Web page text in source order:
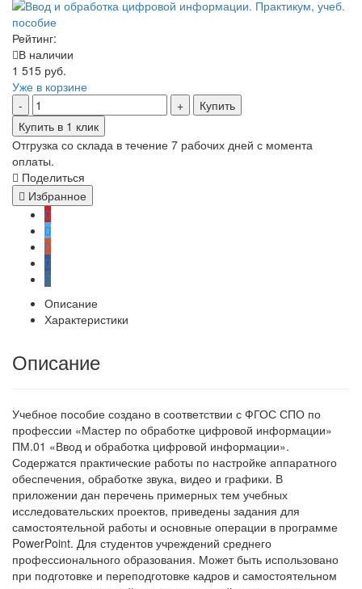
Рейтинг:
В наличии
1 515 руб.
Уже в корзине
Купить
Купить в 1 клик
Отгрузка со склада в течение 7 рабочих дней с момента
оплаты.
Поделиться
Избранное
Описание
Характеристики
Описание
Учебное пособие создано в соответствии с ФГОС СПО по
профессии «Мастер по обработке цифровой информации»
ПМ.01 «Ввод и обработка цифровой информации».
Содержатся практические работы по настройке аппаратного
обеспечения, обработке звука, видео и графики. В
приложении дан перечень примерных тем учебных
исследовательских проектов, приведены задания для
самостоятельной работы и основные операции в программе
PowerPoint. Для студентов учреждений среднего
профессионального образования. Может быть использовано
при подготовке и переподготовке кадров и самостоятельном